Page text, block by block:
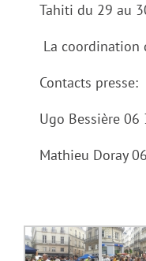
Tahiti du 29 au
La coordination
Contacts presse:
Ugo Bessière 06
Mathieu Doray